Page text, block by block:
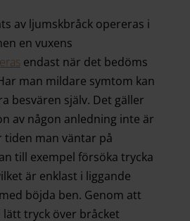
av ljumskbråck opereras i
en vuxens
endast när det bedöms
man mildare symtom kan
besvären själv. Det gäller
av någon anledning inte är
tiden man väntar på
till exempel försöka trycka
är enklast i liggande
böjda ben. Genom att
tryck över bråcket